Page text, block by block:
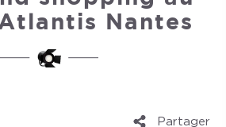
Nantes
Partager